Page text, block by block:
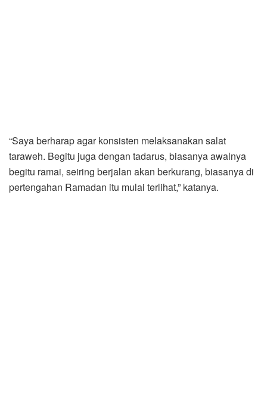
“Saya berharap agar konsisten melaksanakan salat
taraweh. Begitu juga dengan tadarus, biasanya awalnya
begitu ramai, seiring berjalan akan berkurang, biasanya di
pertengahan Ramadan itu mulai terlihat,” katanya.